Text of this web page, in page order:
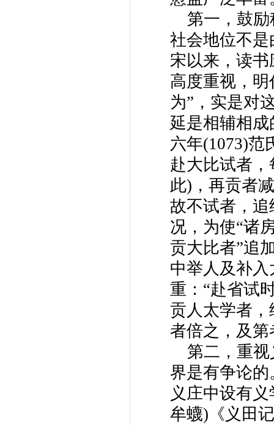
第一，鼓
社会地位不
宋以来，读
高度重视，
为”，实是对
延是相辅相
六年(1073)范
赴大比试者
此)，再贡者
故不试者，追
况，为使“诸
贡大比者”追
中举人及补
重：“赴省试
贡人太学者
者倍之，及第
第二，重
界是有争论
义庄中设有
牟蠛)《义田